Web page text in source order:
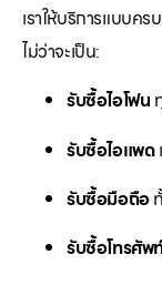
เราให้บริการแบบค
ไม่ว่าจะเป็น:
รับซื้อไอโฟน
รับซื้อไอแพด
รับซื้อมือถือ
รับซื้อโทรศัพ